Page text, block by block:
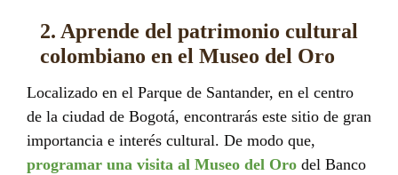
2. Aprende del patrimonio cultural
colombiano en el Museo del Oro
Localizado en el Parque de Santander, en el centro
de la ciudad de Bogotá, encontrarás este sitio de gran
importancia e interés cultural. De modo que,
programar una visita al Museo del Oro del Banco